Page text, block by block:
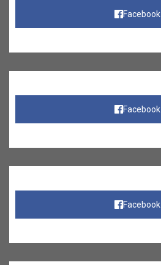
Facebook
Facebook
Facebook